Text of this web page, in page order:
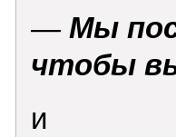
— Мы
чтобы
и